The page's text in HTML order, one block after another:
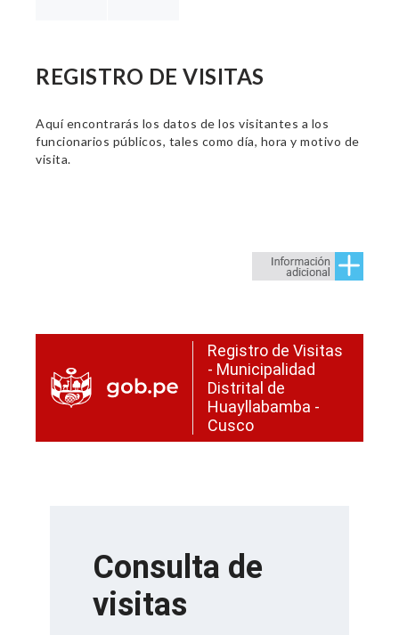
REGISTRO DE VISITAS
Aquí encontrarás los datos de los visitantes a los
funcionarios públicos, tales como día, hora y motivo de
visita.